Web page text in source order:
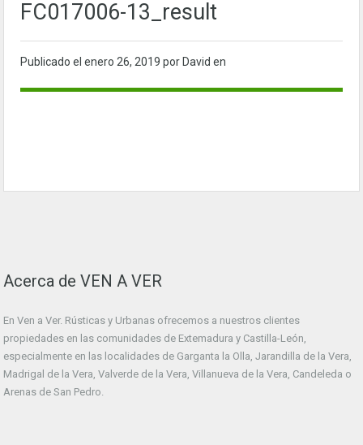
FC017006-13_result
Publicado el enero 26, 2019 por David en
Acerca de VEN A VER
En Ven a Ver. Rústicas y Urbanas ofrecemos a nuestros clientes
propiedades en las comunidades de Extemadura y Castilla-León,
especialmente en las localidades de Garganta la Olla, Jarandilla de la Vera,
Madrigal de la Vera, Valverde de la Vera, Villanueva de la Vera, Candeleda o
Arenas de San Pedro.